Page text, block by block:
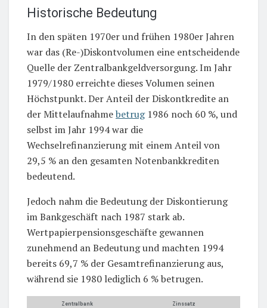
Historische Bedeutung
In den späten 1970er und frühen 1980er Jahren
war das (Re-)Diskontvolumen eine entscheidende
Quelle der Zentralbankgeldversorgung. Im Jahr
1979/1980 erreichte dieses Volumen seinen
Höchstpunkt. Der Anteil der Diskontkredite an
der Mittelaufnahmebetrug1986 noch 60 %, und
selbst im Jahr 1994 war die
Wechselrefinanzierung mit einem Anteil von
29,5 % an den gesamten Notenbankkrediten
bedeutend.
Jedoch nahm die Bedeutung der Diskontierung
im Bankgeschäft nach 1987 stark ab.
Wertpapierpensionsgeschäfte gewannen
zunehmend an Bedeutung und machten 1994
bereits 69,7 % der Gesamtrefinanzierung aus,
während sie 1980 lediglich 6 % betrugen.
Zentralbank Zinssatz